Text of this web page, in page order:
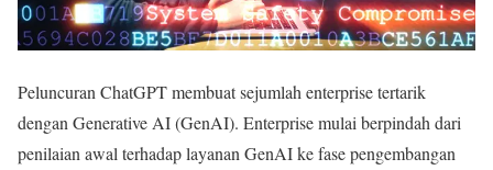
Peluncuran ChatGPT membuat sejumlah enterprise tertarik
dengan Generative AI (GenAI). Enterprise mulai berpindah dari
penilaian awal terhadap layanan GenAI ke fase pengembangan